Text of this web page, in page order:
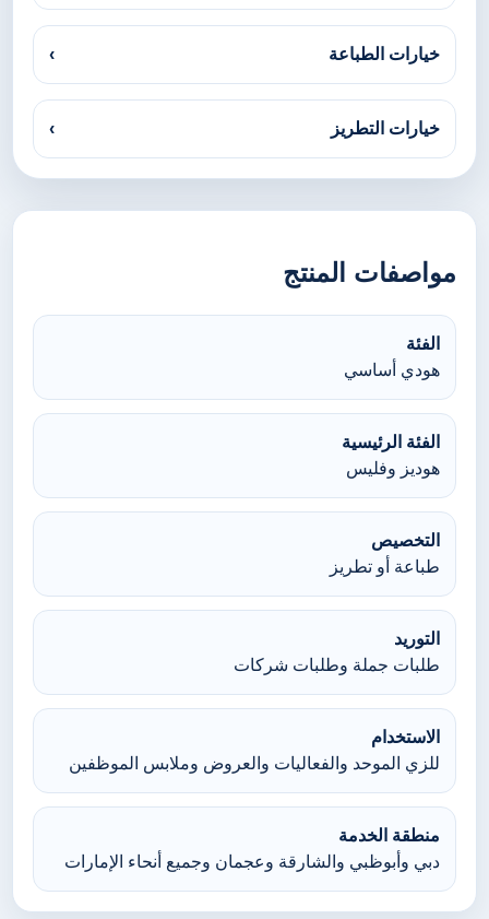
خيارات الطباعة ›
خيارات التطريز ›
مواصفات المنتج
الفئة
هودي أساسي
الفئة الرئيسية
هوديز وفليس
التخصيص
طباعة أو تطريز
التوريد
طلبات جملة وطلبات شركات
الاستخدام
للزي الموحد والفعاليات والعروض وملابس الموظفين
منطقة الخدمة
دبي وأبوظبي والشارقة وعجمان وجميع أنحاء الإمارات